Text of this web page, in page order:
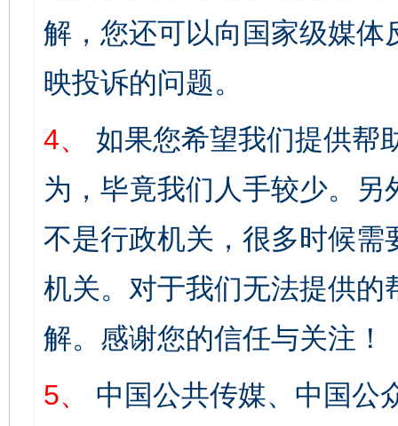
解，您还可以向国家级媒
映投诉的问题。
4、
如果您希望我们提供帮
为，毕竟我们人手较少。
不是行政机关，很多时候
机关。对于我们无法提供
解。感谢您的信任与关注！
5、
中国公共传媒、中国公